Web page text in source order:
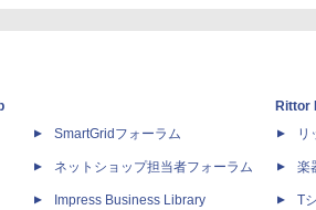
SmartGridフォーラム
ネットショップ担当者フォーラム
Impress Business Library
Rittor
リ
楽
T